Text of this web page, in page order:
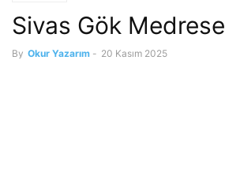
Sivas Gök Medrese
By Okur Yazarım - 20 Kasım 2025